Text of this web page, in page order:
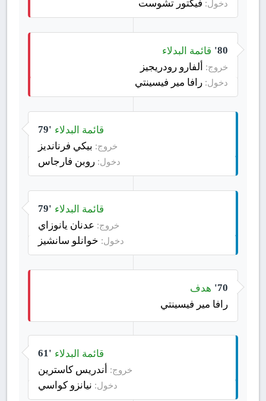
دخول:
80' قائمة البدلاء
خروج: ألفارو رودريجيز
دخول: رافا مير فيسينتي
79' قائمة البدلاء
خروج: بيكي فرنانديز
دخول: روبن فارجاس
79' قائمة البدلاء
خروج: عدنان يانوزاي
دخول: خوانلو سانشيز
70'
هدف
رافا مير فيسينتي
61' قائمة البدلاء
خروج: أندريس كاسترين
دخول: نيانزو كواسي